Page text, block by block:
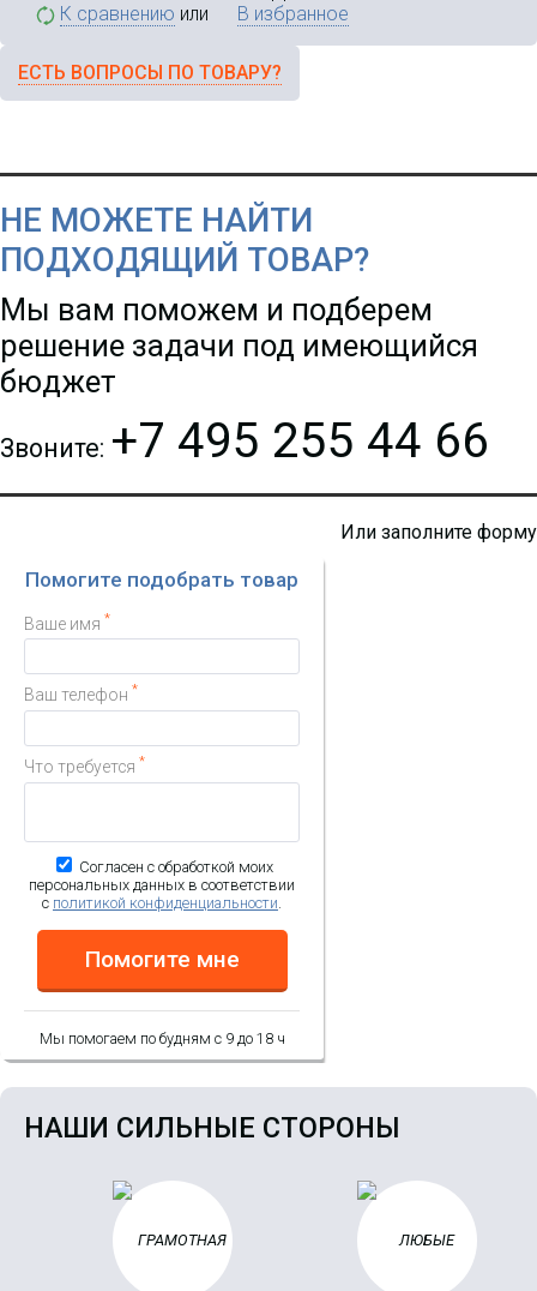
К сравнению или В избранное
ЕСТЬ ВОПРОСЫ ПО ТОВАРУ?
НЕ МОЖЕТЕ НАЙТИ
ПОДХОДЯЩИЙ ТОВАР?
Мы вам поможем и подберем
решение задачи под имеющийся
бюджет
Звоните: +7 495 255 44 66
Или заполните форму
Помогите подобрать товар
Ваше имя *
Ваш телефон *
Что требуется *
Согласен с обработкой моих
персональных данных в соответствии
с политикой конфиденциальности
Помогите мне
Мы помогаем по будням с 9 до 18 ч
НАШИ СИЛЬНЫЕ СТОРОНЫ